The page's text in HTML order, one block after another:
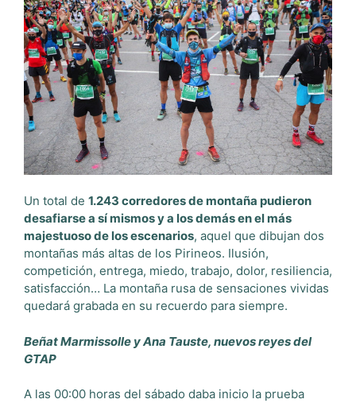
Un total de 1.243 corredores de montaña pudieron
desafiarse a sí mismos y a los demás en el más
majestuoso de los escenarios, aquel que dibujan dos
montañas más altas de los Pirineos. Ilusión,
competición, entrega, miedo, trabajo, dolor, resiliencia,
satisfacción… La montaña rusa de sensaciones vividas
quedará grabada en su recuerdo para siempre.
Beñat Marmissolle y Ana Tauste, nuevos reyes del
GTAP
A las 00:00 horas del sábado daba inicio la prueba